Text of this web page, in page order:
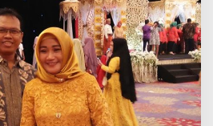
Group
Media
Suara
Palapa